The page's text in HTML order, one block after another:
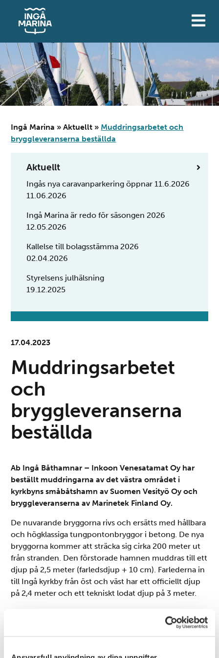
innehåll
Ingå Marina »Aktuellt » Muddringsarbetet och
bryggleveranserna beställda
Aktuellt
Ingås nya caravanparkering öppnar 11.6.2026
11.06.2026
Ingå Marina är redo för säsongen 2026
12.05.2026
Kallelse till bolagsstämma 2026
02.04.2026
Styrelsens julhälsning
19.12.2025
17.04.2023
Muddringsarbetet
och
bryggleveranserna
beställda
Ab Ingå Båthamnar – Inkoon Venesatamat Oy har
beställt muddringarna av det västra området i
kyrkbyns småbåtshamn av Suomen Vesityö Oy och
bryggleveranserna av Marinetek Finland Oy.
De nuvarande bryggorna rivs och ersätts med hållbara
och högklassiga tungpontonbryggor i betong. De nya
bryggorna kommer att sträcka sig cirka 200 meter ut
från stranden. Den förstorade hamnen muddras till ett
djup på 2,5 meter (farledsdjup + 10 cm). Farlederna in
till Ingå kyrkby från öst och väst har ett officiellt djup
på 2,4 meter och ett tekniskt lodat djup på 3 meter.
fastkubikmeter och de kan dumpas i havet.